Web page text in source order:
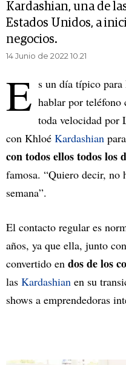
Kardashian, una de
Estados Unidos, a
negocios.
14 Junio de 2022 10.21
E s un día típico para
hablar por teléfono
toda velocidad por
con Khloé Kardashian
con todos ellos todos los
famosa. “Quiero decir, no
semana”.
El contacto regular es
años, ya que ella, junto
convertido en dos de los
las Kardashian en su
shows a emprendedoras